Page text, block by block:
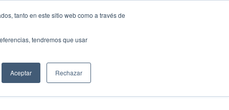
tanto en este sitio web como a través de
tendremos que usar
Aceptar Rechazar
Compartir: